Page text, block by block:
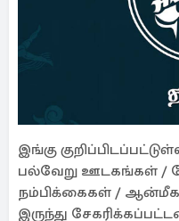
இங்கு
பல்வேறு ஊடகங்கள் /
நம்பிக்கைகள் /
இருந்து